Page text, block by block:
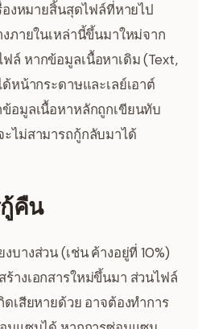
งหมายสิ้นสุดไฟล์ที่หายไป
งภายในเหล่านี้ขึ้นมาใหม่จาก
ล์ หากข้อมูลเนื้อหาเดิม (Text,
หน้ากระดาษและเลย์เอาต์
อมูลเนื้อหาหลักถูกเขียนทับ
ไม่สามารถกู้กลับมาได้
คืน
บางส่วน (เช่น ค้างอยู่ที่ 10%)
างเอกสารใหม่ขึ้นมา ส่วนไฟล์
ดเสียหายด้วย อาจต้องทำการ